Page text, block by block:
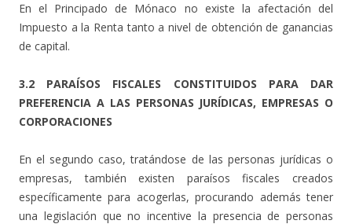
En el Principado de Mónaco no existe la afectación del
Impuesto a la Renta tanto a nivel de obtención de ganancias
de capital.
3.2 PARAÍSOS FISCALES CONSTITUIDOS PARA DAR
PREFERENCIA A LAS PERSONAS JURÍDICAS, EMPRESAS O
CORPORACIONES
En el segundo caso, tratándose de las personas jurídicas o
empresas, también existen paraísos fiscales creados
específicamente para acogerlas, procurando además tener
una legislación que no incentive la presencia de personas